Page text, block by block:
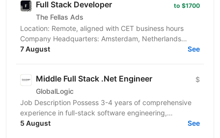
Full Stack Developer
The Fellas Ads
to $1700
Location: Remote, aligned with CET business hours
Company Headquarters: Amsterdam, Netherlands
Employment Type: Full-time, Freelance We’re looking
7 August See
Middle Full Stack .Net Engineer
GlobalLogic
$
Job Description Possess 3-4 years of comprehensive
experience in full-stack software engineering,
specifically designing and building robust enterprise...
5 August See